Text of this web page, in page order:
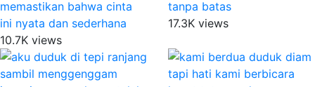
memastikan bahwa cinta
ini nyata dan sederhana
10.7K views
tanpa batas
17.3K views